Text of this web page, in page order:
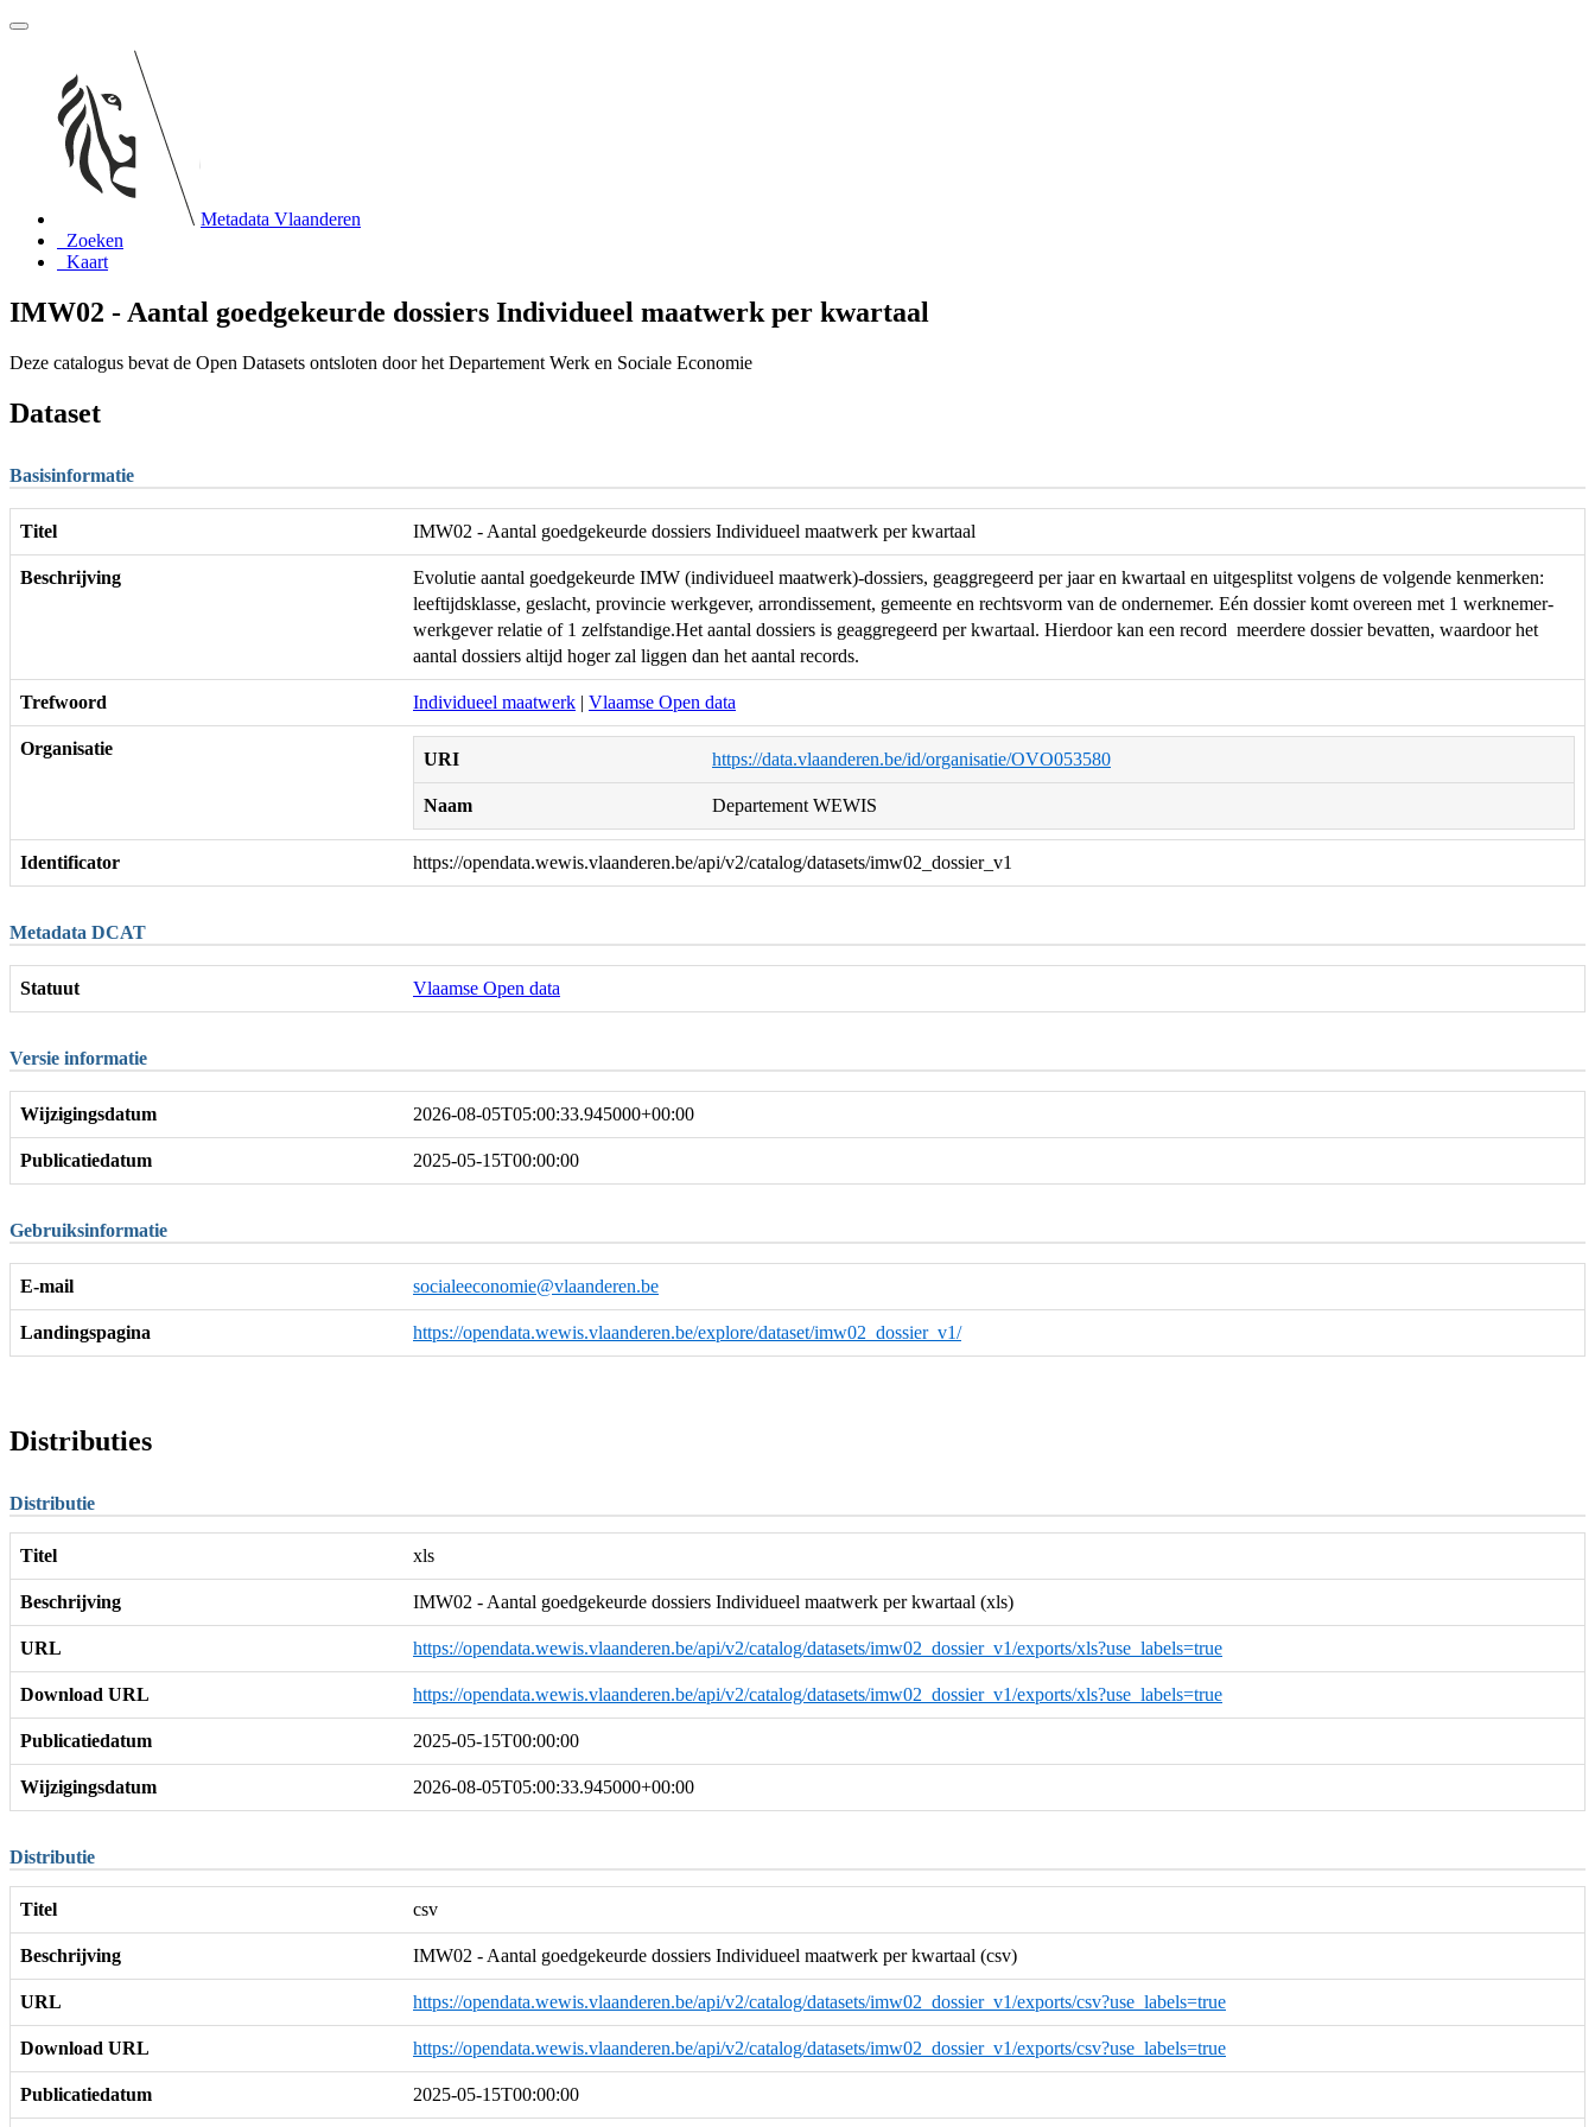
Metadata Vlaanderen
Zoeken
Kaart
IMW02 - Aantal goedgekeurde dossiers Individueel maatwerk per kwartaal
Deze catalogus bevat de Open Datasets ontsloten door het Departement Werk en Sociale Economie
Dataset
Basisinformatie
Titel IMW02 - Aantal goedgekeurde dossiers Individueel maatwerk per kwartaal
Beschrijving
Evolutie aantal goedgekeurde IMW (individueel maatwerk)-dossiers, geaggregeerd per jaar en kwartaal en uitgesplitst volgens de volgende kenmerken:
leeftijdsklasse, geslacht, provincie werkgever, arrondissement, gemeente en rechtsvorm van de ondernemer. Eén dossier komt overeen met 1 werknemer-
werkgever relatie of 1 zelfstandige.Het aantal dossiers is geaggregeerd per kwartaal. Hierdoor kan een record meerdere dossier bevatten, waardoor het
aantal dossiers altijd hoger zal liggen dan het aantal records.
Trefwoord Individueel maatwerk | Vlaamse Open data
Organisatie
URI https://data.vlaanderen.be/id/organisatie/OVO053580
Naam Departement WEWIS
Identificator https://opendata.wewis.vlaanderen.be/api/v2/catalog/datasets/imw02_dossier_v1
Metadata DCAT
Statuut Vlaamse Open data
Versie informatie
Wijzigingsdatum 2026-08-05T05:00:33.945000+00:00
Publicatiedatum 2025-05-15T00:00:00
Gebruiksinformatie
E-mail socialeeconomie@vlaanderen.be
Landingspagina https://opendata.wewis.vlaanderen.be/explore/dataset/imw02_dossier_v1/
Distributies
Distributie
Titel xls
Beschrijving IMW02 - Aantal goedgekeurde dossiers Individueel maatwerk per kwartaal (xls)
URL https://opendata.wewis.vlaanderen.be/api/v2/catalog/datasets/imw02_dossier_v1/exports/xls?use_labels=true
Download URL https://opendata.wewis.vlaanderen.be/api/v2/catalog/datasets/imw02_dossier_v1/exports/xls?use_labels=true
Publicatiedatum 2025-05-15T00:00:00
Wijzigingsdatum 2026-08-05T05:00:33.945000+00:00
Distributie
Titel csv
Beschrijving IMW02 - Aantal goedgekeurde dossiers Individueel maatwerk per kwartaal (csv)
URL https://opendata.wewis.vlaanderen.be/api/v2/catalog/datasets/imw02_dossier_v1/exports/csv?use_labels=true
Download URL https://opendata.wewis.vlaanderen.be/api/v2/catalog/datasets/imw02_dossier_v1/exports/csv?use_labels=true
Publicatiedatum 2025-05-15T00:00:00